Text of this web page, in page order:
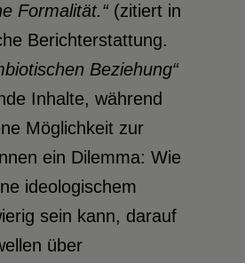
Formalität.“(zitiert in
Berichterstattung.
Beziehung“
Inhalte, während
Möglichkeit zur
ein Dilemma: Wie
ideologischem
sein kann, darauf
über